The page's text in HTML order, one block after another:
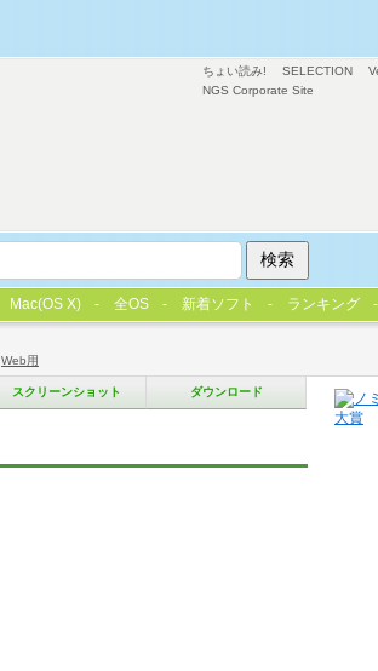
Web用
スクリーンショット ダウンロード
ちょい読み! SELECTION
NGS Corporate Site
Mac(OS X) 全OS 新着ソフト ランキング